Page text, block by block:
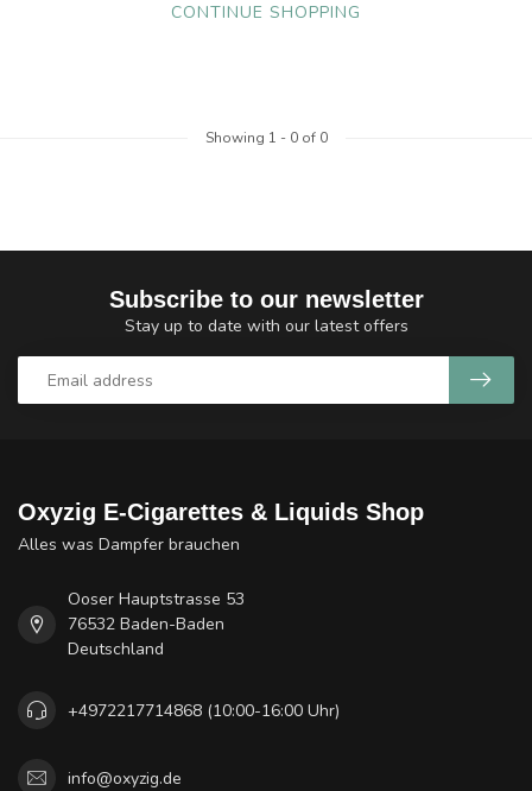
CONTINUE SHOPPING
Showing 1 - 0of 0
Subscribe to our newsletter
Stay up to date with our latest offers
Oxyzig E-Cigarettes & Liquids Shop
Alles was Dampfer brauchen
Ooser Hauptstrasse 53
76532 Baden-Baden
Deutschland
+4972217714868 (10:00-16:00 Uhr)
info@oxyzig.de